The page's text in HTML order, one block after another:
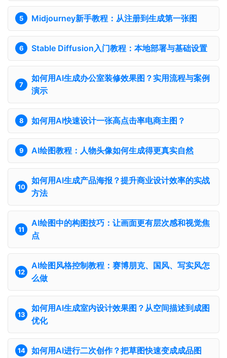
Midjourney新手教程：从注册到生成第一张图
Stable Diffusion入门教程：本地部署与基础设置
如何用AI生成办公室装修效果图？实用流程与案例
演示
如何用AI快速设计一张高点击率电商主图？
AI绘图教程：人物头像如何生成得更真实自然
如何用AI生成产品海报？提升商业设计效率的实战
方法
AI绘图中的构图技巧：让画面更有层次感和视觉焦
点
AI绘图风格控制教程：赛博朋克、国风、写实风怎
么做
如何用AI生成室内设计效果图？从空间描述到成图
优化
如何用AI进行二次创作？把草图快速变成成品图